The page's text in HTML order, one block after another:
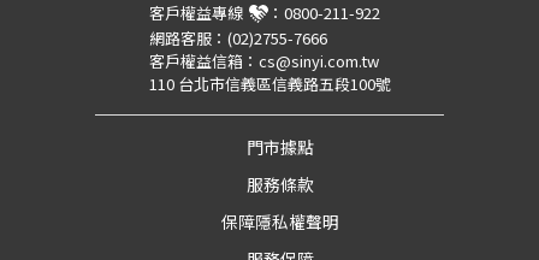
客戶權益專線 ： 0800-211-922
網路客服： (02)2755-7666
客戶權益信箱： cs@sinyi.com.tw
110 台北市信義區信義路五段100號
門市據點
服務條款
保障隱私權聲明